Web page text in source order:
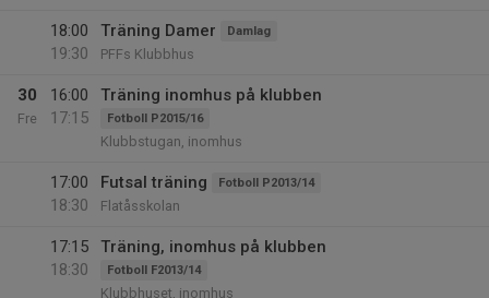
18:00
19:30
Träning Damer Damlag
PFFs Klubbhus
30
Fre
16:00
17:15
Träning inomhus på klubben
Fotboll P2015/16
Klubbstugan, inomhus
17:00
18:30
Futsal träning Fotboll P2013/14
Flatåsskolan
17:15
18:30
Träning, inomhus på klubben
Fotboll F2013/14
Klubbhuset, inomhus